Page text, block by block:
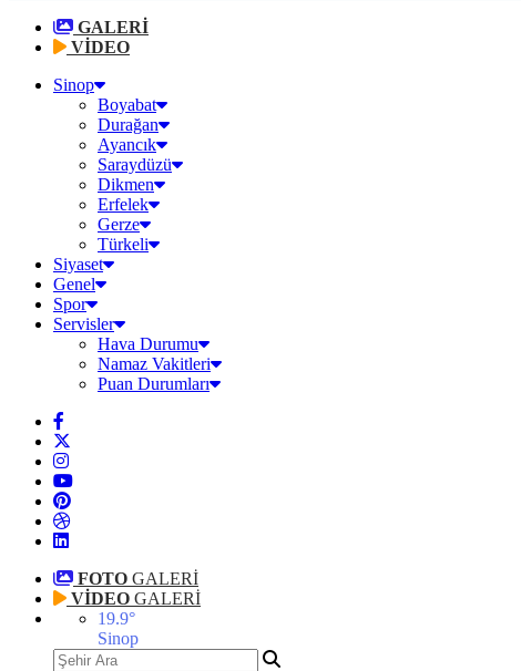
GALERİ
VİDEO
Sinop
Boyabat
Durağan
Ayancık
Saraydüzü
Dikmen
Erfelek
Gerze
Türkeli
Siyaset
Genel
Spor
Servisler
Hava Durumu
Namaz Vakitleri
Puan Durumları
FOTO GALERİ
VİDEO GALERİ
19.9°
Sinop